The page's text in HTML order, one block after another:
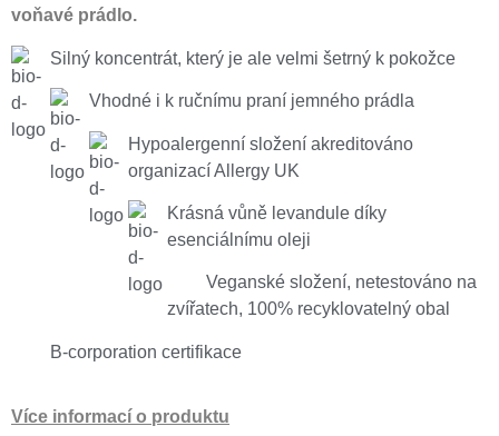
voňavé prádlo.
Silný koncentrát, který je ale velmi šetrný k pokožce
Vhodné i k ručnímu praní jemného prádla
Hypoalergenní složení akreditováno
organizací Allergy UK
Krásná vůně levandule díky
esenciálnímu oleji
Veganské složení, netestováno na
zvířatech, 100% recyklovatelný obal
B-corporation certifikace
Více informací o produktu